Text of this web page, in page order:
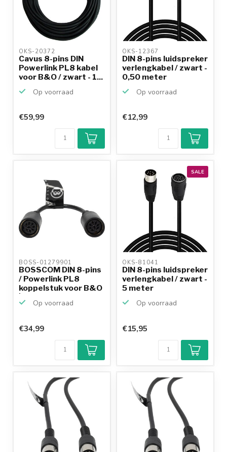
OKS-20372
Cavus 8-pins DIN
Powerlink PL8 kabel
voor B&O / zwart - 1...
Op voorraad
€59,99
OKS-12367
DIN 8-pins luidspreker
verlengkabel / zwart -
0,50 meter
Op voorraad
€12,99
BOSS-01279901
BOSSCOM DIN 8-pins
/ Powerlink PL8
koppelstuk voor B&O
Op voorraad
€34,99
SALE
OKS-81041
DIN 8-pins luidspreker
verlengkabel / zwart -
5 meter
Op voorraad
Klantenbeoordeling
9,2/10
Achteraf
betalen mogelijk
productkennis
€15,95